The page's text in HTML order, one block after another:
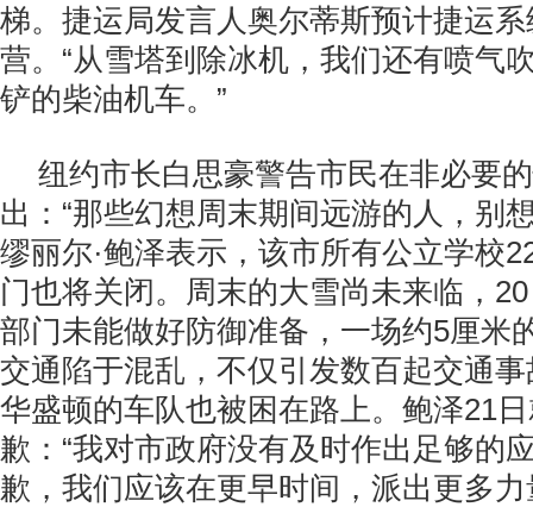
梯。 捷运局发言人奥尔蒂斯预计捷运
营。“从雪塔到除冰机，我们还有喷气
铲的柴油机车。”
纽约市长白思豪警告市民在非必要
出：“那些幻想周末期间远游的人，别
缪丽尔·鲍泽表示，该市所有公立学校
门也将关闭。 周末的大雪尚未来临，
部门未能做好防御准备，一场约5厘米
交通陷于混乱，不仅引发数百起交通
华盛顿的车队也被困在路上。鲍泽21
歉：“我对市政府没有及时作出足够的
歉，我们应该在更早时间，派出更多力